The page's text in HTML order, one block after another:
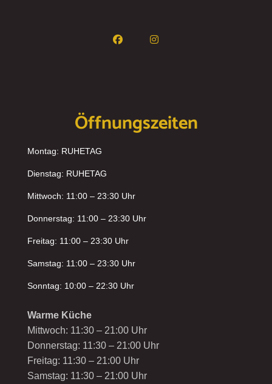
Öffnungszeiten
Montag: RUHETAG
Dienstag: RUHETAG
Mittwoch: 11:00 – 23:30 Uhr
Donnerstag: 11:00 – 23:30 Uhr
Freitag: 11:00 – 23:30 Uhr
Samstag: 11:00 – 23:30 Uhr
Sonntag: 10:00 – 22:30 Uhr
Warme Küche
Mittwoch: 11:30 – 21:00 Uhr
Donnerstag: 11:30 – 21:00 Uhr
Freitag: 11:30 – 21:00 Uhr
Samstag: 11:30 – 21:00 Uhr